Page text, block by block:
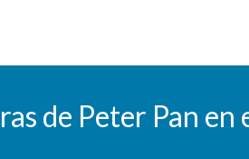
de Peter Pan en